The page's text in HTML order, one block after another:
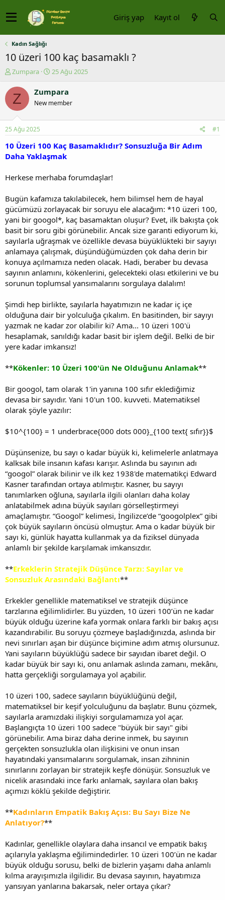
Giriş yap Kayıt ol
Kadın Sağlığı
10 üzeri 100 kaç basamaklı ?
K
n
u
y
b
a
ş
a
a
Zumpara
B
ş
l
a
ç
a
i
i
25 Ağu 2025
Z Zumpara
New member
25 Ağu 2025 #1
10 Üzeri 100 Kaç Basamaklıdır? Sonsuzluğa Bir Adım
Daha Yaklaşmak
Herkese merhaba forumdaşlar!
Bugün kafamıza takılabilecek, hem bilimsel hem de hayal
gücümüzü zorlayacak bir soruyu ele alacağım: *10 üzeri 100,
yani bir googol*, kaç basamaktan oluşur? Evet, ilk bakışta çok
basit bir soru gibi görünebilir. Ancak size garanti ediyorum ki,
sayılarla uğraşmak ve özellikle devasa büyüklükteki bir sayıyı
anlamaya çalışmak, düşündüğümüzden çok daha derin bir
konuya açılmamıza neden olacak. Hadi, beraber bu devasa
sayının anlamını, kökenlerini, gelecekteki olası etkilerini ve bu
sorunun toplumsal yansımalarını sorgulaya dalalım!
Şimdi hep birlikte, sayılarla hayatımızın ne kadar iç içe
olduğuna dair bir yolculuğa çıkalım. En basitinden, bir sayıyı
yazmak ne kadar zor olabilir ki? Ama... 10 üzeri 100'ü
hesaplamak, sanıldığı kadar basit bir işlem değil. Belki de bir
yere kadar imkansız!
**Kökenler: 10 Üzeri 100'ün Ne Olduğunu Anlamak**
Bir googol, tam olarak 1'in yanına 100 sıfır eklediğimiz
devasa bir sayıdır. Yani 10'un 100. kuvveti. Matematiksel
olarak şöyle yazılır:
$10^{100} = 1 underbrace{000 dots 000}_{100 text{ sıfır}}$
Düşünsenize, bu sayı o kadar büyük ki, kelimelerle anlatmaya
kalksak bile insanın kafası karışır. Aslında bu sayının adı
“googol” olarak bilinir ve ilk kez 1938'de matematikçi Edward
Kasner tarafından ortaya atılmıştır. Kasner, bu sayıyı
tanımlarken oğluna, sayılarla ilgili olanları daha kolay
anlatabilmek adına büyük sayıları görselleştirmeyi
amaçlamıştır. “Googol” kelimesi, İngilizce’de “googolplex” gibi
çok büyük sayıların öncüsü olmuştur. Ama o kadar büyük bir
sayı ki, günlük hayatta kullanmak ya da fiziksel dünyada
anlamlı bir şekilde karşılamak imkansızdır.
**Erkeklerin Stratejik Düşünce Tarzı: Sayılar ve
Sonsuzluk Arasındaki Bağlantı**
Erkekler genellikle matematiksel ve stratejik düşünce
tarzlarına eğilimlidirler. Bu yüzden, 10 üzeri 100’ün ne kadar
büyük olduğu üzerine kafa yormak onlara farklı bir bakış açısı
kazandırabilir. Bu soruyu çözmeye başladığınızda, aslında bir
nevi sınırları aşan bir düşünce biçimine adım atmış olursunuz.
Yani sayıların büyüklüğü sadece bir sayıdan ibaret değil. O
kadar büyük bir sayı ki, onu anlamak aslında zamanı, mekânı,
hatta gerçekliği sorgulamaya yol açabilir.
10 üzeri 100, sadece sayıların büyüklüğünü değil,
matematiksel bir keşif yolculuğunu da başlatır. Bunu çözmek,
sayılarla aramızdaki ilişkiyi sorgulamamıza yol açar.
Başlangıçta 10 üzeri 100 sadece "büyük bir sayı" gibi
görünebilir. Ama biraz daha derine inmek, bu sayının
gerçekten sonsuzlukla olan ilişkisini ve onun insan
hayatındaki yansımalarını sorgulamak, insan zihninin
sınırlarını zorlayan bir stratejik keşfe dönüşür. Sonsuzluk ve
nicelik arasındaki ince farkı anlamak, sayılara olan bakış
açımızı köklü şekilde değiştirir.
**Kadınların Empatik Bakış Açısı: Bu Sayı Bize Ne
Anlatıyor?**
Kadınlar, genellikle olaylara daha insancıl ve empatik bakış
açılarıyla yaklaşma eğilimindedirler. 10 üzeri 100’ün ne kadar
büyük olduğu sorusu, belki de bizlerin yaşamı daha anlamlı
kılma arayışımızla ilgilidir. Bu devasa sayının, hayatımıza
yansıyan yanlarına bakarsak, neler ortaya çıkar?